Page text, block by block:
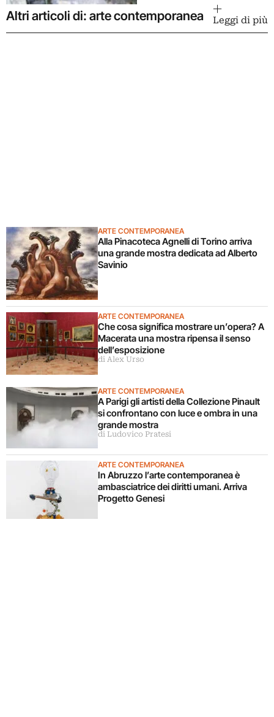
Altri articoli di: arte contemporanea Leggi di più
ARTE CONTEMPORANEA
Alla Pinacoteca Agnelli di Torino arriva
una grande mostra dedicata ad Alberto
Savinio
ARTE CONTEMPORANEA
Che cosa significa mostrare un’opera? A
Macerata una mostra ripensa il senso
dell’esposizione
di Alex Urso
ARTE CONTEMPORANEA
A Parigi gli artisti della Collezione Pinault
si confrontano con luce e ombra in una
grande mostra
di Ludovico Pratesi
ARTE CONTEMPORANEA
In Abruzzo l’arte contemporanea è
ambasciatrice dei diritti umani. Arriva
Progetto Genesi